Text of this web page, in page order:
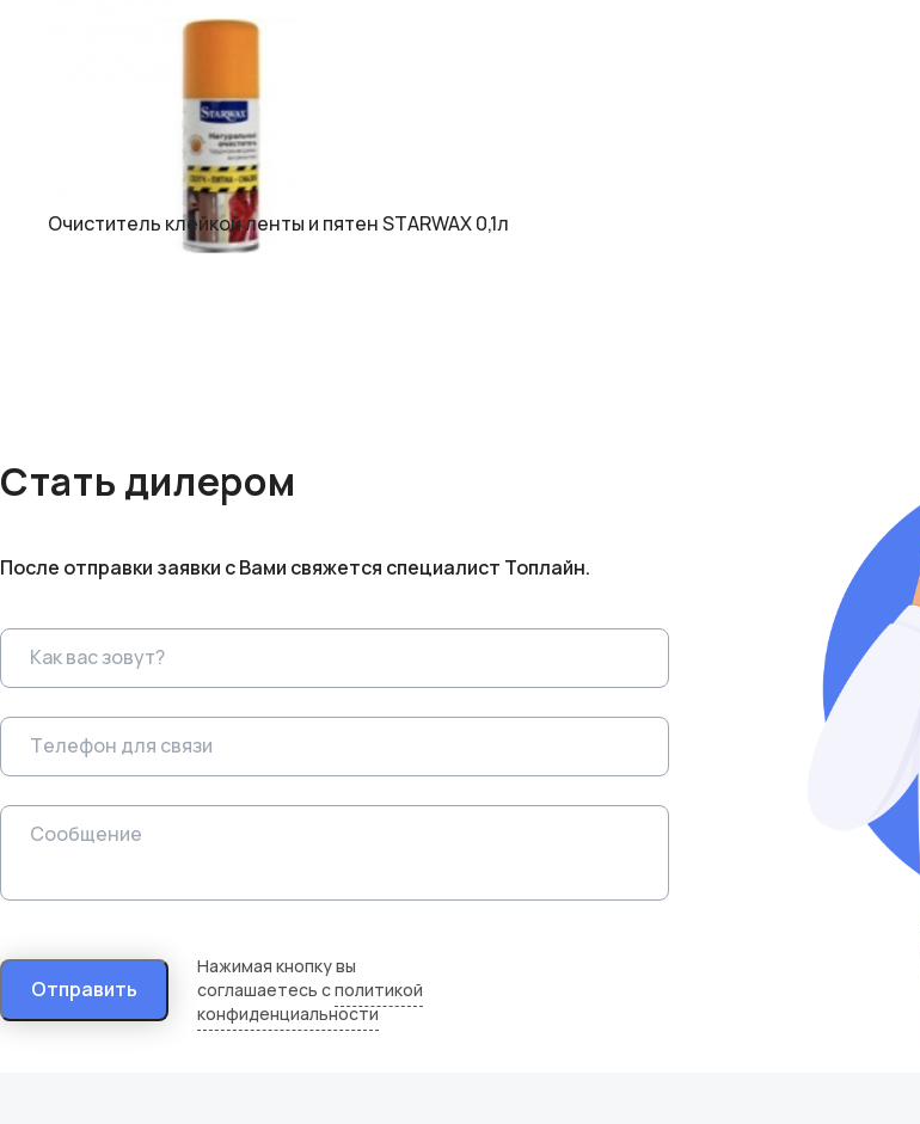
Очиститель клейкой ленты и пятен STARWAX 0,1л
Стать дилером
После отправки заявки с Вами свяжется специалист Топлайн.
Отправить
Нажимая кнопку вы
соглашаетесь сполитикой
конфиденциальности